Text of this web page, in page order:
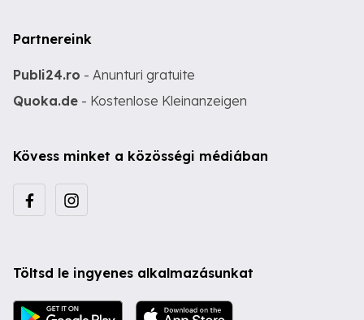
Partnereink
Publi24.ro - Anunturi gratuite
Quoka.de - Kostenlose Kleinanzeigen
Kövess minket a közösségi médiában
Töltsd le ingyenes alkalmazásunkat